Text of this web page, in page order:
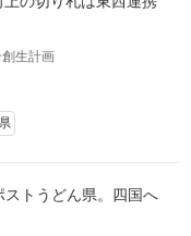
生計画
トうどん県。四国へ